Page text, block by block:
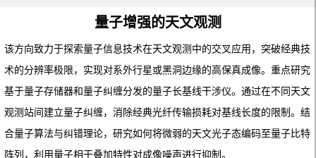
量子增强的天文观测
该方向致力于探索量子信息技术在天文观测中的交叉应用，突破经典技
术的分辨率极限 ， 实现对系外行星或黑洞边缘的高保真成像。重点研究
基于量子存储器和量子纠缠分发的量子长基线干涉仪。通过在不同天文
观测站间建立量子纠缠，消除经典光纤传输损耗对基线长度的限制。结
合量子算法与纠错理论，研究如何将微弱的天文光子态编码至量子比特
阵列，利用量子相干叠加特性对成像噪声进行抑制 。